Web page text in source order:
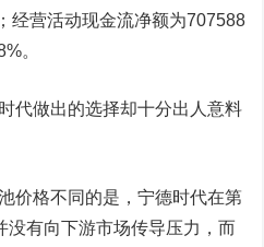
经营活动现金流净额为707588
。
做出的选择却十分出人意料
格不同的是，宁德时代在第
没有向下游市场传导压力，而